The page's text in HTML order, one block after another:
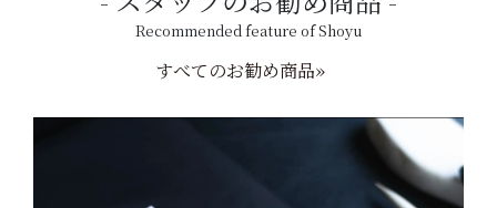
Recommended feature of Shoyu
すべてのお勧め商品»